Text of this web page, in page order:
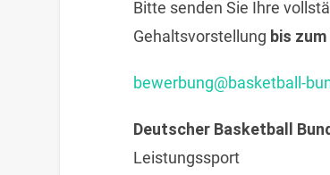
Bitte senden Sie Ihre
Gehaltsvorstellung bis
bewerbung@basketball-
Deutscher Basketball
Leistungssport